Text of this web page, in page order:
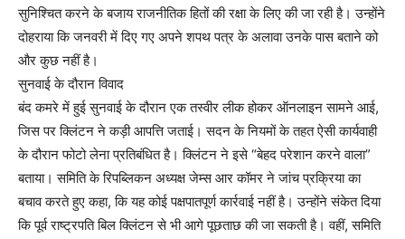
सुनिश्चित करने के बजाय राजनीतिक हितों की रक्षा के लिए की जा रही है। उन्होंने
दोहराया कि जनवरी में दिए गए अपने शपथ पत्र के अलावा उनके पास बताने को
और कुछ नहीं है।
सुनवाई के दौरान विवाद
बंद कमरे में हुई सुनवाई के दौरान एक तस्वीर लीक होकर ऑनलाइन सामने आई,
जिस पर क्लिंटन ने कड़ी आपत्ति जताई। सदन के नियमों के तहत ऐसी कार्यवाही
के दौरान फोटो लेना प्रतिबंधित है। क्लिंटन ने इसे “बेहद परेशान करने वाला”
बताया। समिति के रिपब्लिकन अध्यक्ष जेम्स आर कॉमर ने जांच प्रक्रिया का
बचाव करते हुए कहा, कि यह कोई पक्षपातपूर्ण कार्रवाई नहीं है। उन्होंने संकेत दिया
कि पूर्व राष्ट्रपति बिल क्लिंटन से भी आगे पूछताछ की जा सकती है। वहीं, समिति